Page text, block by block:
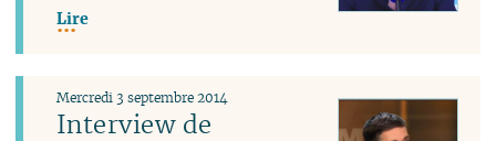
Lire
Interview de
Mercredi 3 septembre 2014